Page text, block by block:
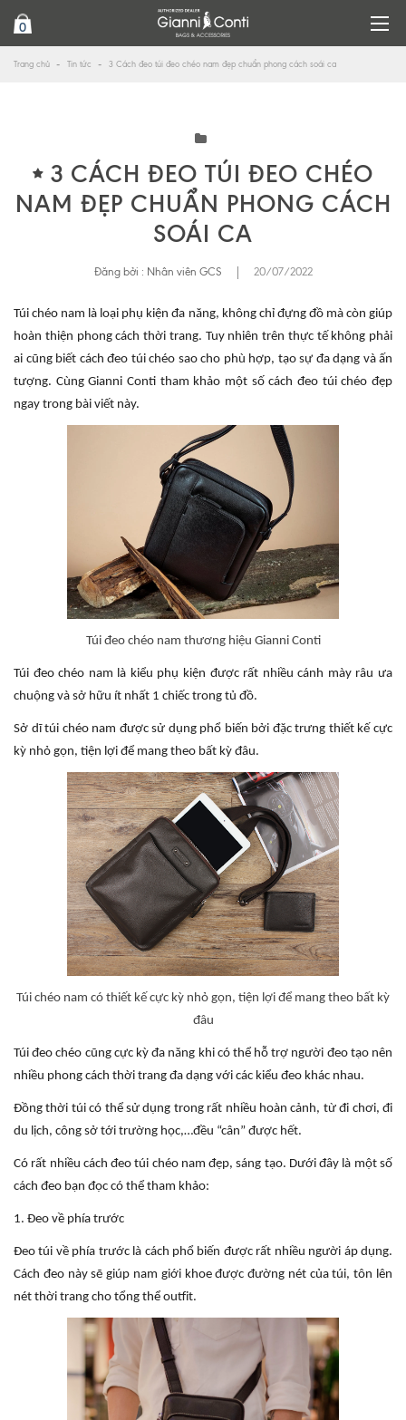
0
Trang chủ Tin tức 3 Cách đeo túi đeo chéo nam đẹp chuẩn phong cách soái ca
3 CÁCH ĐEO TÚI ĐEO CHÉO
NAM ĐẸP CHUẨN PHONG CÁCH
SOÁI CA
Đăng bởi : Nhân viên GCS 20/07/2022
Túi chéo nam là loại phụ kiện đa năng, không chỉ đựng đồ mà còn giúp
hoàn thiện phong cách thời trang. Tuy nhiên trên thực tế không phải
ai cũng biết cách đeo túi chéo sao cho phù hợp, tạo sự đa dạng và ấn
tượng. Cùng Gianni Conti tham khảo một số cách đeo túi chéo đẹp
ngay trong bài viết này.
Túi đeo chéo nam thương hiệu Gianni Conti
Túi đeo chéo nam là kiểu phụ kiện được rất nhiều cánh mày râu ưa
chuộng và sở hữu ít nhất 1 chiếc trong tủ đồ.
Sở dĩ túi chéo nam được sử dụng phổ biến bởi đặc trưng thiết kế cực
kỳ nhỏ gọn, tiện lợi để mang theo bất kỳ đâu.
Túi chéo nam có thiết kế cực kỳ nhỏ gọn, tiện lợi để mang theo bất kỳ
đâu
Túi đeo chéo cũng cực kỳ đa năng khi có thể hỗ trợ người đeo tạo nên
nhiều phong cách thời trang đa dạng với các kiểu đeo khác nhau.
Đồng thời túi có thể sử dụng trong rất nhiều hoàn cảnh, từ đi chơi, đi
du lịch, công sở tới trường học,…đều “cân” được hết.
Có rất nhiều cách đeo túi chéo nam đẹp, sáng tạo. Dưới đây là một số
cách đeo bạn đọc có thể tham khảo:
1. Đeo về phía trước
Đeo túi về phía trước là cách phổ biến được rất nhiều người áp dụng.
Cách đeo này sẽ giúp nam giới khoe được đường nét của túi, tôn lên
nét thời trang cho tổng thể outfit.